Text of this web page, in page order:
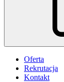
Oferta
Rekrutacja
Kontakt